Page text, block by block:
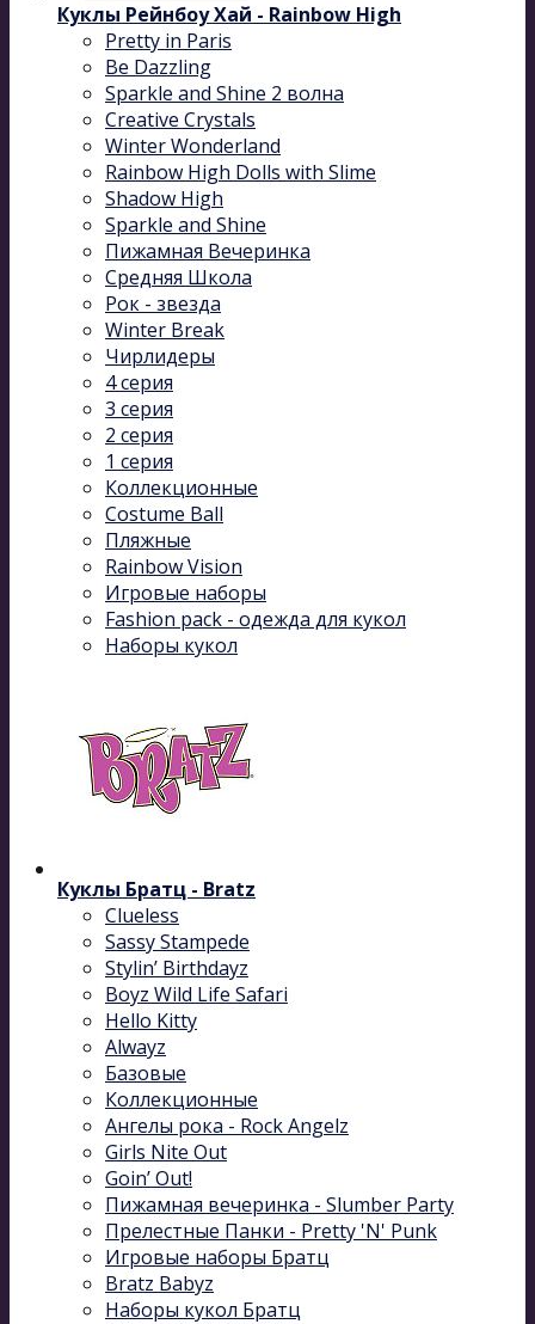
Куклы Рейнбоу Хай - Rainbow High
Pretty in Paris
Be Dazzling
Sparkle and Shine 2 волна
Сreative Сrystals
Winter Wonderland
Rainbow High Dolls with Slime
Shadow High
Sparkle and Shine
Пижамная Вечеринка
Средняя Школа
Рок - звезда
Winter Break
Чирлидеры
4 серия
3 серия
2 серия
1 серия
Коллекционные
Costume Ball
Пляжные
Rainbow Vision
Игровые наборы
Fashion pack - одежда для кукол
Наборы кукол
Куклы Братц - Bratz
Clueless
Sassy Stampede
Stylin’ Birthdayz
Boyz Wild Life Safari
Hello Kitty
Alwayz
Базовые
Коллекционные
Ангелы рока - Rock Angelz
Girls Nite Out
Goin’ Out!
Пижамная вечеринка - Slumber Party
Прелестные Панки - Pretty 'N' Punk
Игровые наборы Братц
Bratz Babyz
Наборы кукол Братц